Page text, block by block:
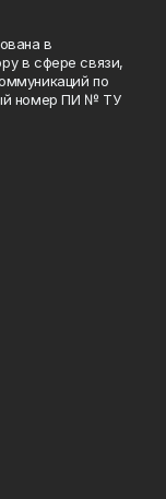
в
в сфере связи,
по
номер ПИ № ТУ